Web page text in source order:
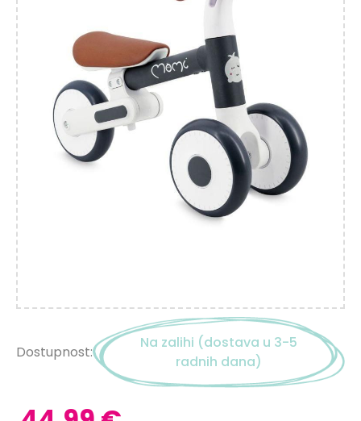
Dostupnost:
Na zalihi (dostava u 3-5
radnih dana)